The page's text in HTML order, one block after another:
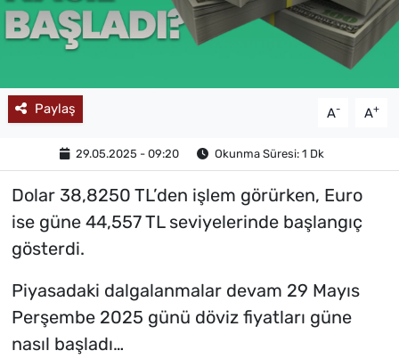
Paylaş A- A+
29.05.2025 - 09:20 Okunma Süresi: 1 Dk
Dolar 38,8250 TL’den işlem görürken, Euro
ise güne 44,557 TL seviyelerinde başlangıç
gösterdi.
Piyasadaki dalgalanmalar devam 29 Mayıs
Perşembe 2025 günü döviz fiyatları güne
nasıl başladı…